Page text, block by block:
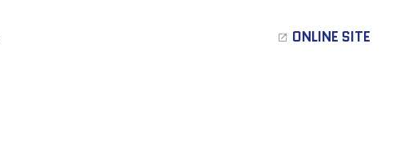
ONLINE SITE